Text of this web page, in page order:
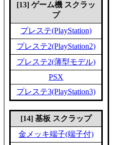
[13] ゲーム機 スクラッ
プ
プレステ(PlayStation)
プレステ2(PlayStation2)
プレステ2(薄型モデル)
PSX
プレステ3(PlayStation3)
[14] 基板 スクラップ
金メッキ端子(端子付)